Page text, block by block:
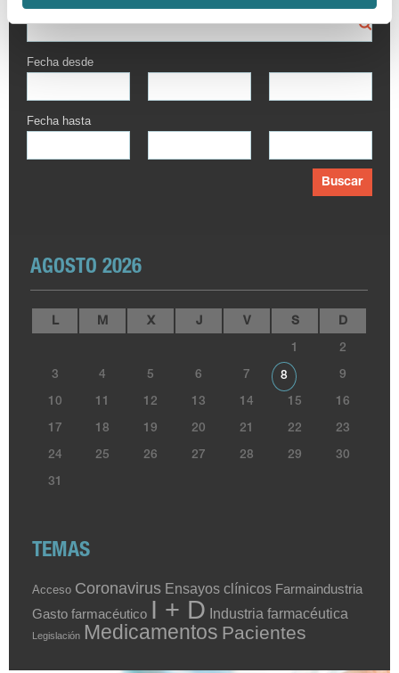
Por palabra
Fecha desde
Fecha hasta
Buscar
AGOSTO 2026
L M X J V S D
1 2
3 4 5 6 7 8 9
10 11 12 13 14 15 16
17 18 19 20 21 22 23
24 25 26 27 28 29 30
31
TEMAS
Acceso Coronavirus Ensayos clínicos Farmaindustria
Gasto farmacéutico I + D Industria farmacéutica
Legislación Medicamentos Pacientes